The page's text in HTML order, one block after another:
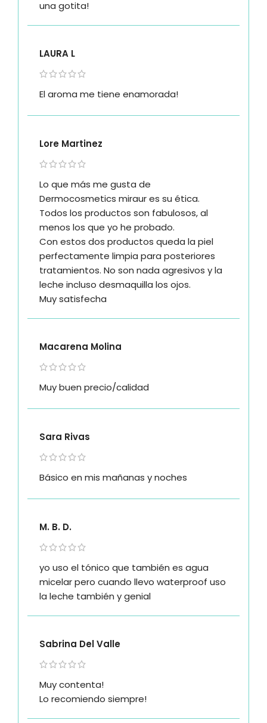
una gotita!
LAURA L
El aroma me tiene enamorada!
Lore Martinez
Lo que más me gusta de
Dermocosmetics miraur es su ética.
Todos los productos son fabulosos, al
menos los que yo he probado.
Con estos dos productos queda la piel
perfectamente limpia para posteriores
tratamientos. No son nada agresivos y la
leche incluso desmaquilla los ojos.
Muy satisfecha
Macarena Molina
Muy buen precio/calidad
Sara Rivas
Básico en mis mañanas y noches
M. B. D.
yo uso el tónico que también es agua
micelar pero cuando llevo waterproof uso
la leche también y genial
Sabrina Del Valle
Muy contenta!
Lo recomiendo siempre!